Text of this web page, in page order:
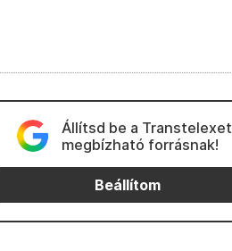
Állítsd be a Transtelexet
megbízható forrásnak!
Beállítom